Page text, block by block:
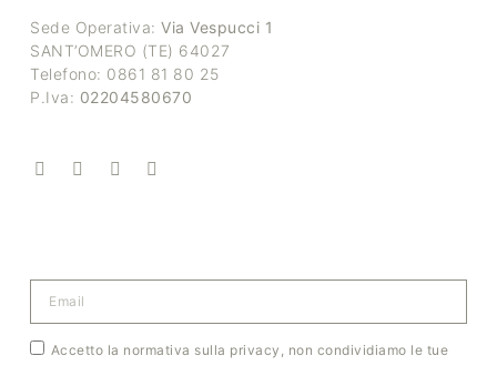
Sede Operativa: Via Vespucci 1
SANT’OMERO (TE) 64027
Telefono: 0861 81 80 25
P.Iva: 02204580670
Accetto la normativa sulla privacy, non condividiamo le tue